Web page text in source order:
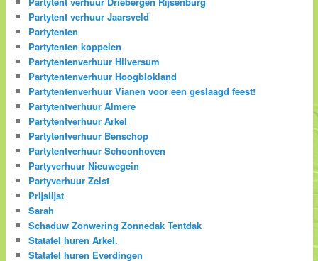
Partytent verhuur Jaarsveld
Partytenten
Partytenten koppelen
Partytentenverhuur Hilversum
Partytentenverhuur Hoogblokland
Partytentenverhuur Vianen voor een geslaagd feest!
Partytentverhuur Almere
Partytentverhuur Arkel
Partytentverhuur Benschop
Partytentverhuur Schoonhoven
Partyverhuur Nieuwegein
Partyverhuur Zeist
Prijslijst
Sarah
Schaduw Zonwering Zonnedak Tentdak
Statafel huren Arkel.
Statafel huren Everdingen